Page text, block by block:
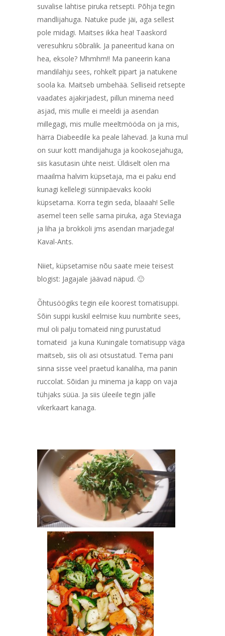
suvalise lahtise piruka retsepti. Põhja tegin
mandlijahuga. Natuke pude jäi, aga sellest
pole midagi. Maitses ikka hea! Taaskord
veresuhkru sõbralik. Ja paneeritud kana on
hea, eksole? Mhmhm!! Ma paneerin kana
mandilahju sees, rohkelt pipart ja natukene
soola ka. Maitseb umbehää. Selliseid retsepte
vaadates ajakirjadest, pillun minema need
asjad, mis mulle ei meeldi ja asendan
millegagi, mis mulle meeltmööda on ja mis,
härra Diabeedile ka peale lähevad. Ja kuna mul
on suur kott mandijahuga ja kookosejahuga,
siis kasutasin ühte neist. Üldiselt olen ma
maailma halvim küpsetaja, ma ei paku end
kunagi kellelegi sünnipäevaks kooki
küpsetama. Korra tegin seda, blaaah! Selle
asemel teen selle sama piruka, aga Steviaga
ja liha ja brokkoli jms asendan marjadega!
Kaval-Ants.
Niiet, küpsetamise nõu saate meie teisest
blogist: Jagajale jäävad näpud. 🙂
Õhtusöögiks tegin eile koorest tomatisuppi.
Sõin suppi kuskil eelmise kuu numbrite sees,
mul oli palju tomateid ning purustatud
tomateid ja kuna Kuningale tomatisupp väga
maitseb, siis oli asi otsustatud. Tema pani
sinna sisse veel praetud kanaliha, ma panin
ruccolat. Sõidan ju minema ja kapp on vaja
tühjaks süüa. Ja siis üleeile tegin jälle
vikerkaart kanaga.